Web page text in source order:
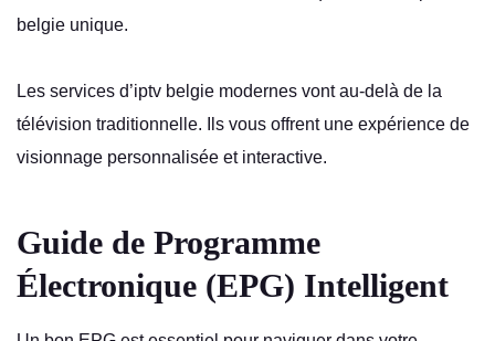
belgie unique.
Les services d’iptv belgie modernes vont au-delà de la
télévision traditionnelle. Ils vous offrent une expérience de
visionnage personnalisée et interactive.
Guide de Programme
Électronique (EPG) Intelligent